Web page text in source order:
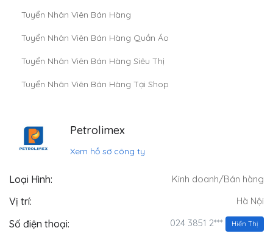
Tuyển Nhân Viên Bán Hàng
Tuyển Nhân Viên Bán Hàng Quần Áo
Tuyển Nhân Viên Bán Hàng Siêu Thị
Tuyển Nhân Viên Bán Hàng Tại Shop
Petrolimex
Xem hồ sơ công ty
Loại Hình: Kinh doanh/Bán hàng
Vị trí: Hà Nội
Số điện thoại: 024 3851 2*** Hiển Thị